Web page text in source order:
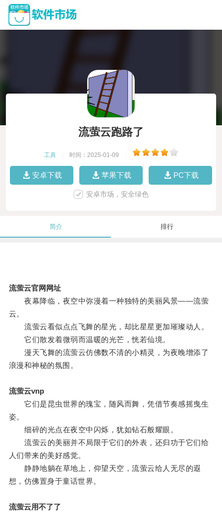
流萤云跑路了
工具 时间：2025-01-09
安卓下载 苹果下载 PC下载
安卓市场，安全绿色
简介 排行
流萤云官网网址
夜幕降临，夜空中弥漫着一种独特的美丽风景——流萤
云。
流萤云看似点点飞舞的星光，却比星星更加璀璨动人。
它们散发着微弱而温暖的光芒，恍若仙境。
漫天飞舞的流萤云仿佛数不清的小精灵，为夜晚增添了
浪漫和神秘的氛围。
流萤云vnp
它们是昆虫世界的瑰宝，随风而舞，凭借节奏感摇曳生
姿。
细碎的光点在夜空中闪烁，犹如钻石般耀眼。
流萤云的美丽并不局限于它们的外表，还归功于它们给
人们带来的美好感觉。
静静地躺在草地上，仰望天空，流萤云给人无尽的遐
想，仿佛置身于童话世界。
流萤云用不了了